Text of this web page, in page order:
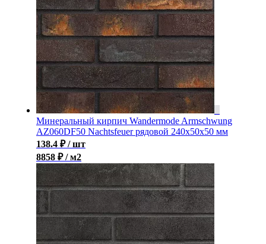
Минеральный кирпич Wandermode Armschwung
AZ060DF50 Nachtsfeuer рядовой 240x50x50 мм
138.4 ₽ / шт
8858 ₽ / м2